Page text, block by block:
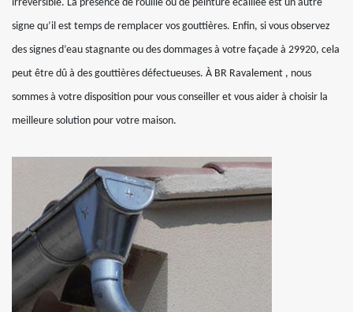
irréversible. La présence de rouille ou de peinture écaillée est un autre
signe qu’il est temps de remplacer vos gouttières. Enfin, si vous observez
des signes d’eau stagnante ou des dommages à votre façade à 29920, cela
peut être dû à des gouttières défectueuses. À BR Ravalement , nous
sommes à votre disposition pour vous conseiller et vous aider à choisir la
meilleure solution pour votre maison.